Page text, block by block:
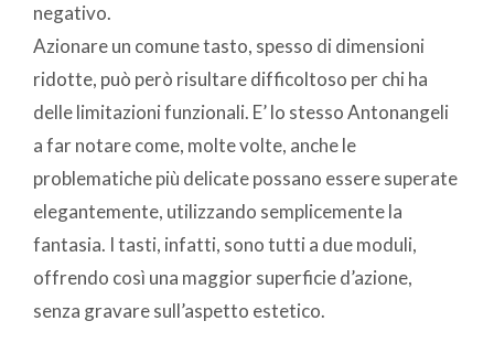
negativo.
Azionare un comune tasto, spesso di dimensioni
ridotte, può però risultare difficoltoso per chi ha
delle limitazioni funzionali. E’ lo stesso Antonangeli
a far notare come, molte volte, anche le
problematiche più delicate possano essere superate
elegantemente, utilizzando semplicemente la
fantasia. I tasti, infatti, sono tutti a due moduli,
offrendo così una maggior superficie d’azione,
senza gravare sull’aspetto estetico.